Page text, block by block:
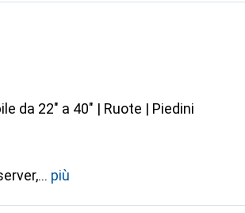
da 22" a 40" | Ruote | Piedini
più